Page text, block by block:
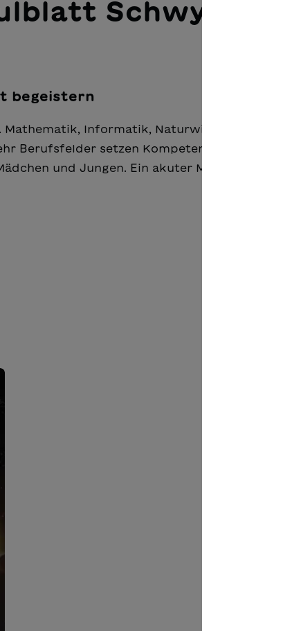
Schwyz
begeistern
Informatik, Naturwissenschaften
Berufsfelder setzen Kompetenzen in diesem
und Jungen. Ein akuter Mangel an